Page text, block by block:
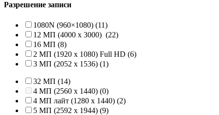
Разрешение записи
1080N (960×1080) (11)
12 МП (4000 x 3000) (22)
16 МП (8)
2 МП (1920 х 1080) Full HD (6)
3 МП (2052 х 1536) (1)
32 МП (14)
4 МП (2560 x 1440) (0)
4 МП лайт (1280 x 1440) (2)
5 МП (2592 x 1944) (9)